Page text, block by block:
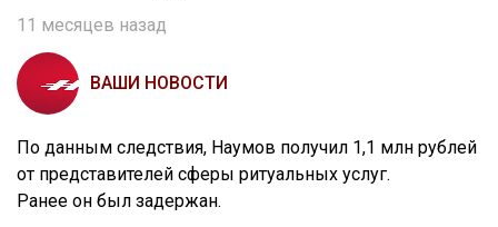
11 месяцев назад
ВАШИ НОВОСТИ
По данным следствия, Наумов получил 1,1 млн рублей
от представителей сферы ритуальных услуг.
Ранее он был задержан.